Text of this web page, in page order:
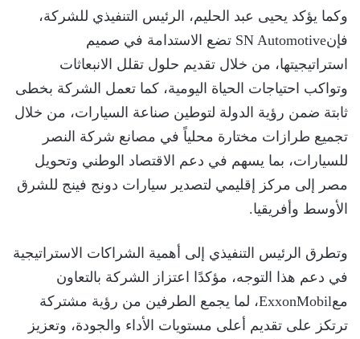
وكما يؤكد يحيى عبد الحليم، الرئيس التنفيذي للشركة،
فإنSN Automotive تضع الاستدامة في صميم
استراتيجيتها، من خلال تقديم حلول تقلل الانبعاثات
وتواكب احتياجات الحياة اليومية، كما تعمل الشركة بخطى
ثابتة ضمن رؤية الدولة لتوطين صناعة السيارات، من خلال
تجميع طرازات مختارة محلياً في مصانع شركة النصر
للسيارات، بما يسهم في دعم الاقتصاد الوطني وتحويل
مصر إلى مركز إقليمي لتصدير سيارات دونج فينج للشرق
الأوسط وأفريقيا.
وتطرق الرئيس التنفيذي إلى أهمية الشراكات الاستراتيجية
في دعم هذا التوجه، مؤكدًا اعتزاز الشركة بالتعاون
معExxonMobil، لما يجمع الطرفين من رؤية مشتركة
ترتكز على تقديم أعلى مستويات الأداء والجودة، وتعزيز